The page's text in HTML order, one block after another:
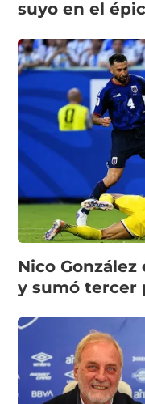
suyo en el
Nico
y sumó tercer